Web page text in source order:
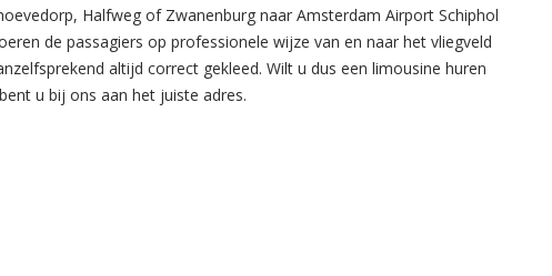
Halfweg of Zwanenburg naar Amsterdam Airport Schiphol
de passagiers op professionele wijze van en naar het vliegveld
altijd correct gekleed. Wilt u dus een limousine huren
u bij ons aan het juiste adres.